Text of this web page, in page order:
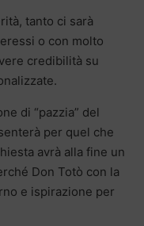
tanto ci sarà
o con molto
credibilità su
di “pazzia” del
per quel che
avrà alla fine un
Don Totò con la
e ispirazione per